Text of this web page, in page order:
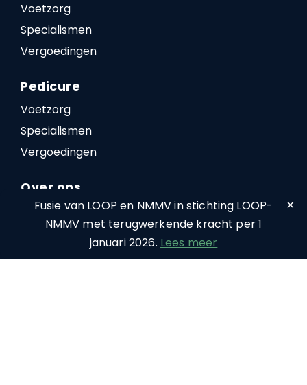
Voetzorg
Specialismen
Vergoedingen
Pedicure
Voetzorg
Specialismen
Vergoedingen
Over ons
Specialisten
Stichting LOOP - NMMV
Academie voor Podologie
×
Fusie van LOOP en NMMV in stichting LOOP-
NMMV met terugwerkende kracht per 1
januari 2026. Lees meer